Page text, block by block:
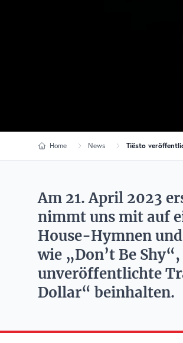
Home News Tiësto
Am 21. April 2023
nimmt uns mit auf
House-Hymnen
wie „Don’t Be
unveröffentlichte
Dollar“ beinhalten.